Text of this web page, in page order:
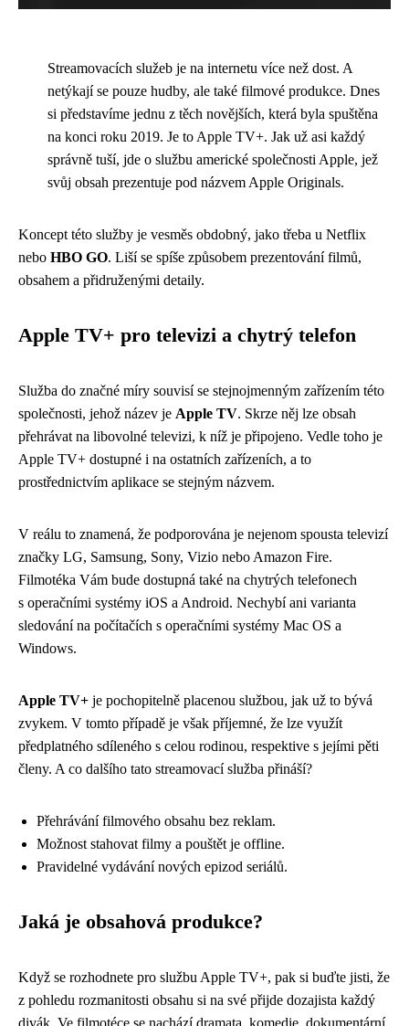
Streamovacích služeb je na internetu více než dost. A
netýkají se pouze hudby, ale také filmové produkce. Dnes
si představíme jednu z těch novějších, která byla spuštěna
na konci roku 2019. Je to Apple TV+. Jak už asi každý
správně tuší, jde o službu americké společnosti Apple, jež
svůj obsah prezentuje pod názvem Apple Originals.
Koncept této služby je vesměs obdobný, jako třeba u Netflix
nebo HBO GO. Liší se spíše způsobem prezentování filmů,
obsahem a přidruženými detaily.
Apple TV+ pro televizi a chytrý telefon
Služba do značné míry souvisí se stejnojmenným zařízením této
společnosti, jehož název je Apple TV. Skrze něj lze obsah
přehrávat na libovolné televizi, k níž je připojeno. Vedle toho je
Apple TV+ dostupné i na ostatních zařízeních, a to
prostřednictvím aplikace se stejným názvem.
V reálu to znamená, že podporována je nejenom spousta televizí
značky LG, Samsung, Sony, Vizio nebo Amazon Fire.
Filmotéka Vám bude dostupná také na chytrých telefonech
s operačními systémy iOS a Android. Nechybí ani varianta
sledování na počítačích s operačními systémy Mac OS a
Windows.
Apple TV+ je pochopitelně placenou službou, jak už to bývá
zvykem. V tomto případě je však příjemné, že lze využít
předplatného sdíleného s celou rodinou, respektive s jejími pěti
členy. A co dalšího tato streamovací služba přináší?
Přehrávání filmového obsahu bez reklam.
Možnost stahovat filmy a pouštět je offline.
Pravidelné vydávání nových epizod seriálů.
Jaká je obsahová produkce?
Když se rozhodnete pro službu Apple TV+, pak si buďte jisti, že
z pohledu rozmanitosti obsahu si na své přijde dozajista každý